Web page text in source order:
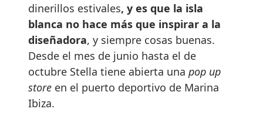
dinerillos estivales, y es que la isla
blanca no hace más que inspirar a la
diseñadora, y siempre cosas buenas.
Desde el mes de junio hasta el de
octubre Stella tiene abierta una pop up
store en el puerto deportivo de Marina
Ibiza.